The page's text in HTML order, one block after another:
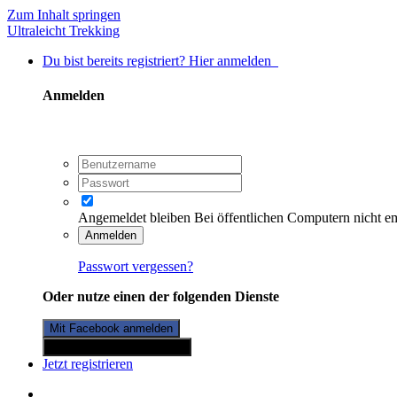
Zum Inhalt springen
Ultraleicht Trekking
Du bist bereits registriert? Hier anmelden
Anmelden
Angemeldet bleiben Bei öffentlichen Computern nicht
Anmelden
Passwort vergessen?
Oder nutze einen der folgenden Dienste
Mit Facebook anmelden
Jetzt registrieren